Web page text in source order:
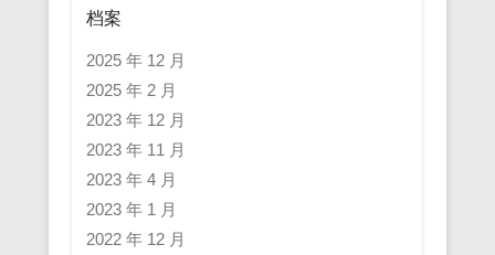
档案
2025 年 12 月
2025 年 2 月
2023 年 12 月
2023 年 11 月
2023 年 4 月
2023 年 1 月
2022 年 12 月